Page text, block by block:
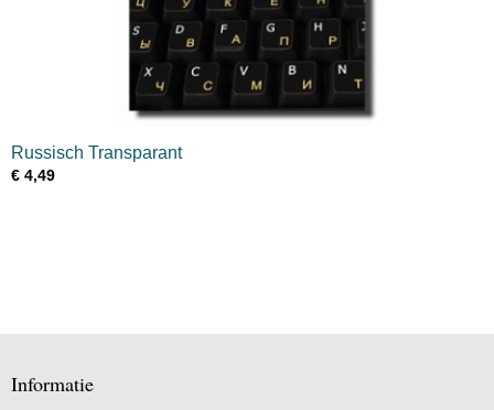
Russisch Transparant
€ 4,49
Informatie